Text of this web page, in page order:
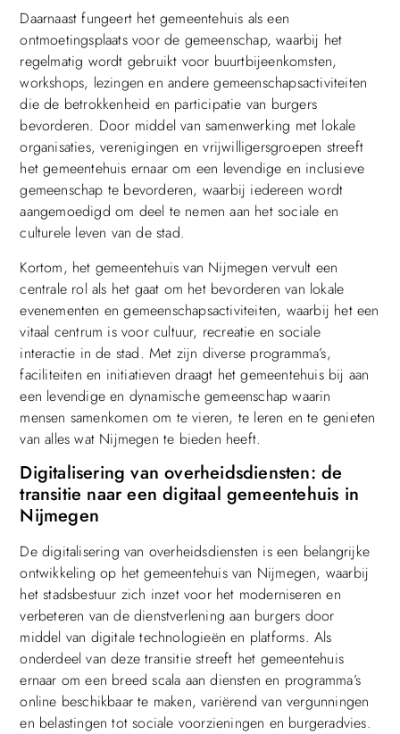
Daarnaast fungeert het gemeentehuis als een
ontmoetingsplaats voor de gemeenschap, waarbij het
regelmatig wordt gebruikt voor buurtbijeenkomsten,
workshops, lezingen en andere gemeenschapsactiviteiten
die de betrokkenheid en participatie van burgers
bevorderen. Door middel van samenwerking met lokale
organisaties, verenigingen en vrijwilligersgroepen streeft
het gemeentehuis ernaar om een levendige en inclusieve
gemeenschap te bevorderen, waarbij iedereen wordt
aangemoedigd om deel te nemen aan het sociale en
culturele leven van de stad.
Kortom, het gemeentehuis van Nijmegen vervult een
centrale rol als het gaat om het bevorderen van lokale
evenementen en gemeenschapsactiviteiten, waarbij het een
vitaal centrum is voor cultuur, recreatie en sociale
interactie in de stad. Met zijn diverse programma’s,
faciliteiten en initiatieven draagt het gemeentehuis bij aan
een levendige en dynamische gemeenschap waarin
mensen samenkomen om te vieren, te leren en te genieten
van alles wat Nijmegen te bieden heeft.
Digitalisering van overheidsdiensten: de
transitie naar een digitaal gemeentehuis in
Nijmegen
De digitalisering van overheidsdiensten is een belangrijke
ontwikkeling op het gemeentehuis van Nijmegen, waarbij
het stadsbestuur zich inzet voor het moderniseren en
verbeteren van de dienstverlening aan burgers door
middel van digitale technologieën en platforms. Als
onderdeel van deze transitie streeft het gemeentehuis
ernaar om een breed scala aan diensten en programma’s
online beschikbaar te maken, variërend van vergunningen
en belastingen tot sociale voorzieningen en burgeradvies.